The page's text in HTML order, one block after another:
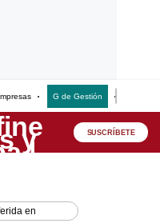
G de Gestión
SUSCRÍBETE
en